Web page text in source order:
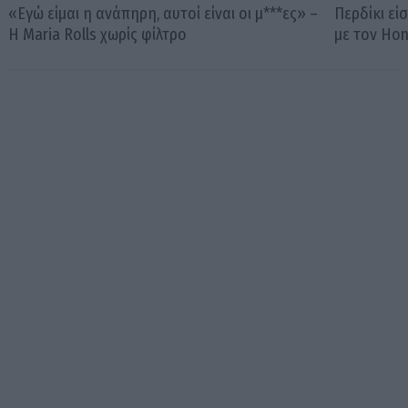
«Εγώ είμαι η ανάπηρη, αυτοί είναι οι μ***ες» –
Η Maria Rolls χωρίς φίλτρο
Περδίκι
με τον